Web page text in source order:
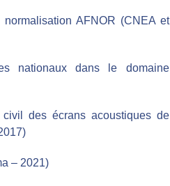
AFNOR (CNEA et
nationaux dans le domaine
des écrans acoustiques de
– 2021)